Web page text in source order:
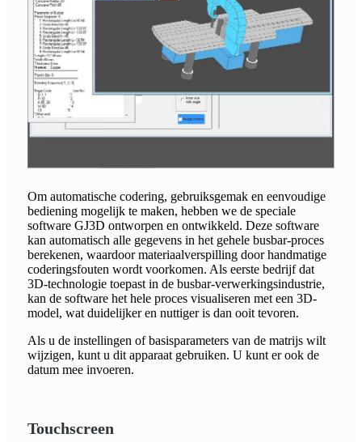
Om automatische codering, gebruiksgemak en eenvoudige
bediening mogelijk te maken, hebben we de speciale
software GJ3D ontworpen en ontwikkeld. Deze software
kan automatisch alle gegevens in het gehele busbar-proces
berekenen, waardoor materiaalverspilling door handmatige
coderingsfouten wordt voorkomen. Als eerste bedrijf dat
3D-technologie toepast in de busbar-verwerkingsindustrie,
kan de software het hele proces visualiseren met een 3D-
model, wat duidelijker en nuttiger is dan ooit tevoren.
Als u de instellingen of basisparameters van de matrijs wilt
wijzigen, kunt u dit apparaat gebruiken. U kunt er ook de
datum mee invoeren.
Touchscreen